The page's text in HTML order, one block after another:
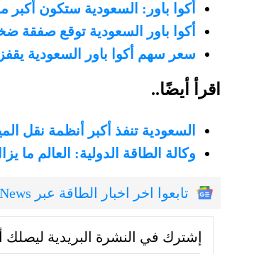
أكوا باور: السعودية ستكون أكبر
أكوا باور السعودية توقع صفقة ضخمة بـ10 مليارات دولار مع
سعر سهم أكوا باور السعودية يقفز 10% بعد توقيع صفقة مصرية
اقرأ أيضًا..
السعودية تنفذ أكبر أنظمة نقل
وكالة الطاقة الدولية: العالم
تابعوا اخر اخبار الطاقة عبر Google News
إشترك في النشرة البريدية ليصلك